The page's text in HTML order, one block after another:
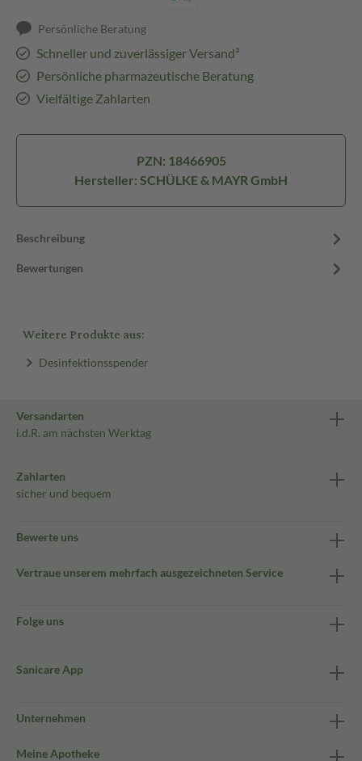
Persönliche Beratung
Schneller und zuverlässiger Versand³
Persönliche pharmazeutische Beratung
Vielfältige Zahlarten
PZN: 18466905
Hersteller: SCHÜLKE & MAYR GmbH
Beschreibung
Bewertungen
Weitere Produkte aus:
Desinfektionsspender
Versandarten
i.d.R. am nächsten Werktag
Zahlarten
sicher und bequem
Bewerte uns
Vertraue unserem mehrfach ausgezeichneten Service
Folge uns
Sanicare App
Unternehmen
Meine Apotheke